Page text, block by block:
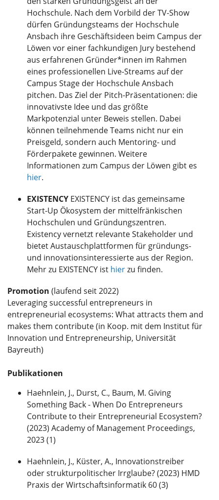
Hochschule. Nach dem Vorbild der TV-Show
dürfen Gründungsteams der Hochschule
Ansbach ihre Geschäftsideen beim Campus der
Löwen vor einer fachkundigen Jury bestehend
aus erfahrenen Gründer*innen im Rahmen
eines professionellen Live-Streams auf der
Campus Stage der Hochschule Ansbach
pitchen. Das Ziel der Pitch-Präsentationen: die
innovativste Idee und das größte
Markpotenzial unter Beweis stellen. Dabei
können teilnehmende Teams nicht nur ein
Preisgeld, sondern auch Mentoring- und
Förderpakete gewinnen. Weitere
Informationen zum Campus der Löwen gibt es
hier.
EXISTENCY EXISTENCY ist das gemeinsame
Start-Up Ökosystem der mittelfränkischen
Hochschulen und Gründungszentren.
Existency vernetzt relevante Stakeholder und
bietet Austauschplattformen für gründungs-
und innovationsinteressierte aus der Region.
Mehr zu EXISTENCY ist hierzu finden.
Promotion (laufend seit 2022)
Leveraging successful entrepreneurs in
entrepreneurial ecosystems: What attracts them and
makes them contribute (in Koop. mit dem Institut für
Innovation und Entrepreneurship, Universität
Bayreuth)
Publikationen
Haehnlein, J., Durst, C., Baum, M. Giving
Something Back - When Do Entrepreneurs
Contribute to their Entrepreneurial Ecosystem?
(2023) Academy of Management Proceedings,
2023 (1)
Haehnlein, J., Küster, A., Innovationstreiber
oder strukturpolitischer Irrglaube? (2023) HMD
Praxis der Wirtschaftsinformatik 60 (3)